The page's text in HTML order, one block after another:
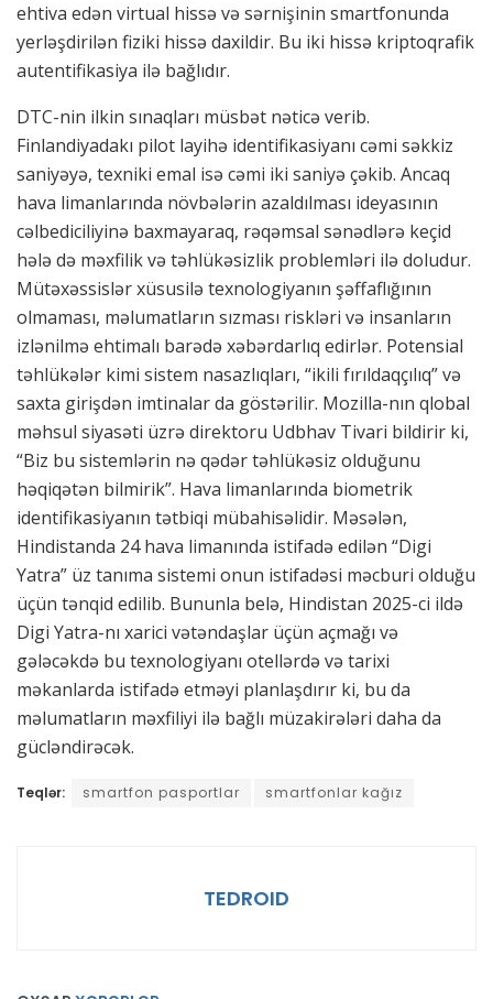
ehtiva edən virtual hissə və sərnişinin smartfonunda
yerləşdirilən fiziki hissə daxildir. Bu iki hissə kriptoqrafik
autentifikasiya ilə bağlıdır.
DTC-nin ilkin sınaqları müsbət nəticə verib.
Finlandiyadakı pilot layihə identifikasiyanı cəmi səkkiz
saniyəyə, texniki emal isə cəmi iki saniyə çəkib. Ancaq
hava limanlarında növbələrin azaldılması ideyasının
cəlbediciliyinə baxmayaraq, rəqəmsal sənədlərə keçid
hələ də məxfilik və təhlükəsizlik problemləri ilə doludur.
Mütəxəssislər xüsusilə texnologiyanın şəffaflığının
olmaması, məlumatların sızması riskləri və insanların
izlənilmə ehtimalı barədə xəbərdarlıq edirlər. Potensial
təhlükələr kimi sistem nasazlıqları, “ikili fırıldaqçılıq” və
saxta girişdən imtinalar da göstərilir. Mozilla-nın qlobal
məhsul siyasəti üzrə direktoru Udbhav Tivari bildirir ki,
“Biz bu sistemlərin nə qədər təhlükəsiz olduğunu
həqiqətən bilmirik”. Hava limanlarında biometrik
identifikasiyanın tətbiqi mübahisəlidir. Məsələn,
Hindistanda 24 hava limanında istifadə edilən “Digi
Yatra” üz tanıma sistemi onun istifadəsi məcburi olduğu
üçün tənqid edilib. Bununla belə, Hindistan 2025-ci ildə
Digi Yatra-nı xarici vətəndaşlar üçün açmağı və
gələcəkdə bu texnologiyanı otellərdə və tarixi
məkanlarda istifadə etməyi planlaşdırır ki, bu da
məlumatların məxfiliyi ilə bağlı müzakirələri daha da
gücləndirəcək.
Teqlər: smartfon pasportlar smartfonlar kağız
TEDROID